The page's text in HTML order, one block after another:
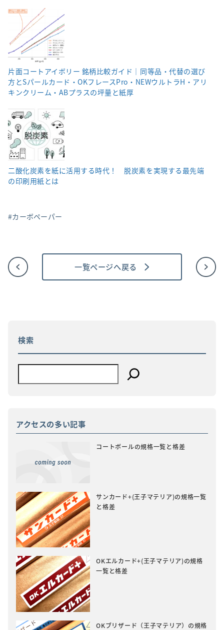
片面コートアイボリー 銘柄比較ガイド｜同等品・代替の選び
方とSパールカード・OKフレースPro・NEWウルトラH・アリ
キンクリーム・ABプラスの坪量と紙厚
二酸化炭素を紙に活用する時代！ 脱炭素を実現する最先端
の印刷用紙とは
カーボペーパー
一覧ページへ戻る
検索
アクセスの多い記事
コートボールの規格一覧と格差
サンカード+(王子マテリア)の規格一覧
と格差
OKエルカード+(王子マテリア)の規格
一覧と格差
OKブリザード（王子マテリア）の規格